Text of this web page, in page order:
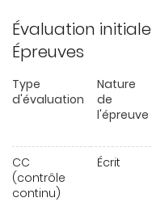
Évaluation
Épreuves
Type
d'évaluation
Nature
de
l'épreuve
CC
(contrôle
continu)
Écrit